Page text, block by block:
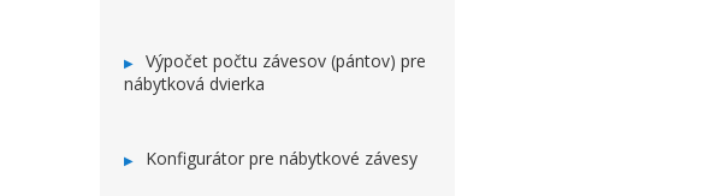
Výpočet počtu závesov (pántov) pre
nábytková dvierka
Konfigurátor pre nábytkové závesy